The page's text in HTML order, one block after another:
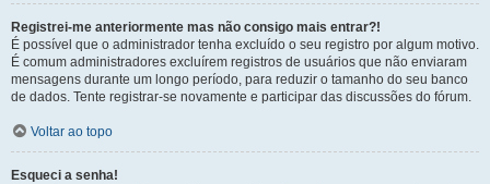
Registrei-me anteriormente mas não consigo mais entrar?!
É possível que o administrador tenha excluído o seu registro por algum motivo.
É comum administradores excluírem registros de usuários que não enviaram
mensagens durante um longo período, para reduzir o tamanho do seu banco
de dados. Tente registrar-se novamente e participar das discussões do fórum.
Voltar ao topo
Esqueci a senha!